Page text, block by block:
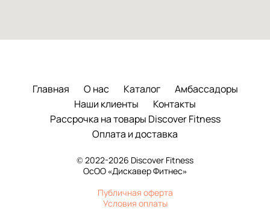
Главная О нас Каталог
Амбассадоры
Наши клиенты
Контакты
Рассрочка на товары Discover Fitness
Оплата и доставка
© 2022-2026 Discover Fitness
ОсОО «Дискавер Фитнес»
Публичная оферта
Условия оплаты